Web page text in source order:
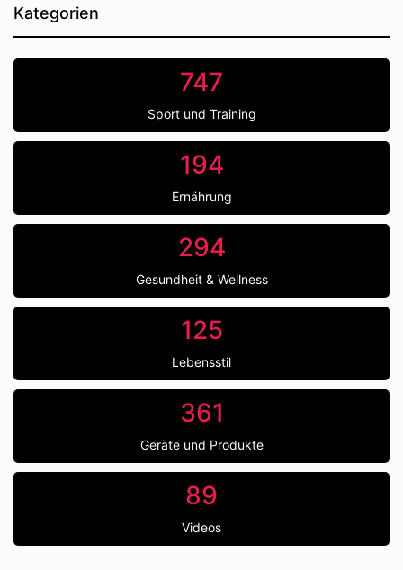
Kategorien
747
Sport und Training
194
Ernährung
294
Gesundheit & Wellness
125
Lebensstil
361
Geräte und Produkte
89
Videos